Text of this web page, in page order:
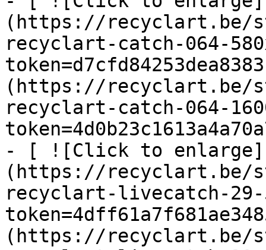
(https://recyclart.be/
recyclart-catch-064-
(https://recyclart.be/
recyclart-catch-064-
- [ ![Click to enlarge]
(https://recyclart.be/
recyclart-livecatch-29-
(https://recyclart.be/